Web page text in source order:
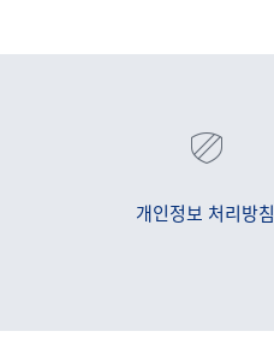
개인정보 처리방침